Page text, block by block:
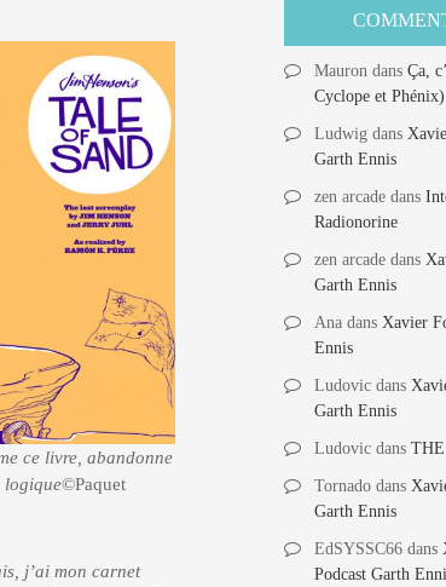
ce livre, abandonne
logique©Paquet
j’ai mon carnet
Mauron dansÇa,
Cyclope et Phénix)
Ludwig dans
Garth Ennis
zen arcade dans
Radionorine
zen arcade dans
Garth Ennis
Ana dansXavier
Ennis
Ludovic dans
Garth Ennis
Ludovic dans
Tornado dans
Garth Ennis
EdSYSSC66 dans
Podcast Garth